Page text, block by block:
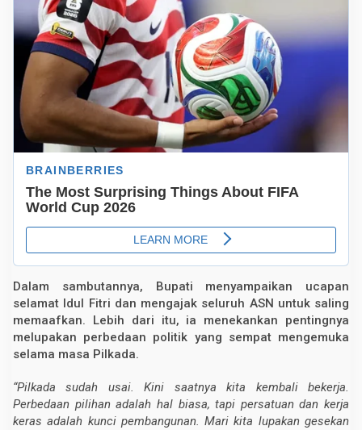
e
d
a
a
n
P
o
l
i
t
i
k
d
K
e
m
b
o
u
s
M
l
y
a
n
i
Dalam sambutannya, Bupati menyampaikan ucapan
selamat Idul Fitri dan mengajak seluruh ASN untuk saling
memaafkan. Lebih dari itu, ia menekankan pentingnya
melupakan perbedaan politik yang sempat mengemuka
selama masa Pilkada.
“Pilkada sudah usai. Kini saatnya kita kembali bekerja.
Perbedaan pilihan adalah hal biasa, tapi persatuan dan kerja
keras adalah kunci pembangunan. Mari kita lupakan gesekan